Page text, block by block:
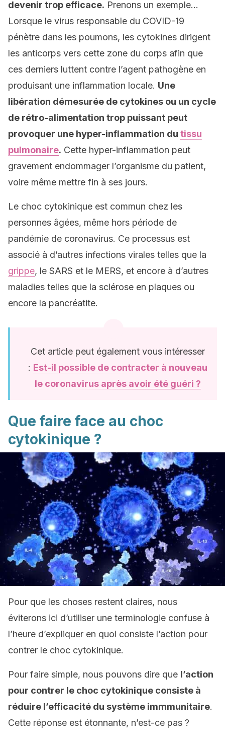
devenir trop efficace. Prenons un exemple…
Lorsque le virus responsable du COVID-19
pénètre dans les poumons, les cytokines dirigent
les anticorps vers cette zone du corps afin que
ces derniers luttent contre l’agent pathogène en
produisant une inflammation locale. Une
libération démesurée de cytokines ou un cycle
de rétro-alimentation trop puissant peut
provoquer une hyper-inflammation du tissu
pulmonaire. Cette hyper-inflammation peut
gravement endommager l’organisme du patient,
voire même mettre fin à ses jours.
Le choc cytokinique est commun chez les
personnes âgées, même hors période de
pandémie de coronavirus. Ce processus est
associé à d’autres infections virales telles que la
grippe, le SARS et le MERS, et encore à d’autres
maladies telles que la sclérose en plaques ou
encore la pancréatite.
Cet article peut également vous intéresser
: Est-il possible de contracter à nouveau
le coronavirus après avoir été guéri ?
Que faire face au choc
cytokinique ?
Pour que les choses restent claires, nous
éviterons ici d’utiliser une terminologie confuse à
l’heure d’expliquer en quoi consiste l’action pour
contrer le choc cytokinique.
Pour faire simple, nous pouvons dire que l’action
pour contrer le choc cytokinique consiste à
réduire l’efficacité du système immmunitaire.
Cette réponse est étonnante, n’est-ce pas ?